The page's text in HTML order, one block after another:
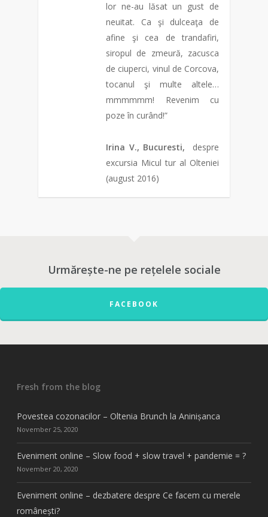
lor ne-au lăsat un gust de
neuitat. Ca şi dulceaţa de
afine şi cea de trandafiri,
siropul de zmeură, zacusca
de ciuperci, vinul de Corcova,
tocanul şi multe altele…
mmmmmm! Revenim cu
poze în curând!”
Irina V., Bucuresti, despre
excursia Micul tur al Olteniei
(august 2016)
Urmărește-ne pe rețelele sociale
FACEBOOK
Fresh from the blog
Povestea cozonacilor – Oltenia Brunch la Aninișanca
November 25, 2020
Eveniment online – Slow food + slow travel + pandemie = ?
November 20, 2020
Eveniment online – dezbatere despre Ce facem cu merele
românești?